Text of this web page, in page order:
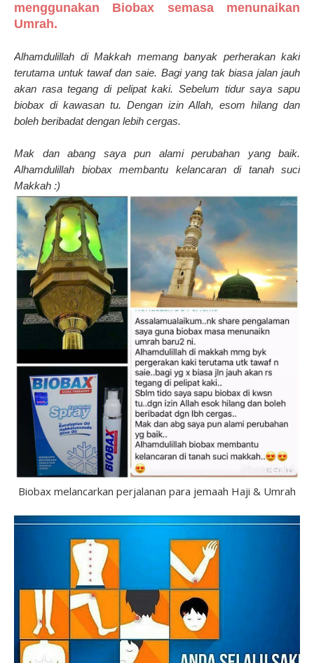
menggunakan Biobax semasa menunaikan
Umrah.
Alhamdulillah di Makkah memang banyak perherakan kaki
terutama untuk tawaf dan saie. Bagi yang tak biasa jalan jauh
akan rasa tegang di pelipat kaki. Sebelum tidur saya sapu
biobax di kawasan tu. Dengan izin Allah, esom hilang dan
boleh beribadat dengan lebih cergas.
Mak dan abang saya pun alami perubahan yang baik.
Alhamdulillah biobax membantu kelancaran di tanah suci
Makkah :)
Biobax melancarkan perjalanan para jemaah Haji & Umrah